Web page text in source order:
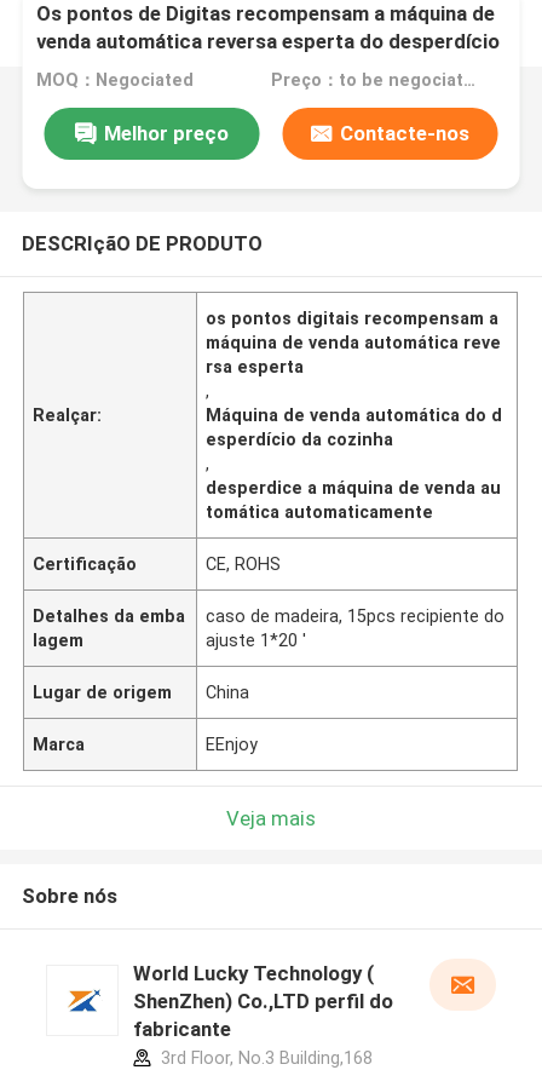
Os pontos de Digitas recompensam a máquina de
venda automática reversa esperta do desperdício
da cozinha automaticamente
MOQ：Negociated Preço：to be negociated
Melhor preço Contacte-nos
DESCRIçãO DE PRODUTO
Realçar:
os pontos digitais recompensam a
máquina de venda automática reve
rsa esperta
,
Máquina de venda automática do d
esperdício da cozinha
,
desperdice a máquina de venda au
tomática automaticamente
Certificação CE, ROHS
Detalhes da emba
lagem
caso de madeira, 15pcs recipiente do
ajuste 1*20 '
Lugar de origem China
Marca EEnjoy
Veja mais
Sobre nós
World Lucky Technology (
ShenZhen) Co.,LTD perfil do
fabricante
3rd Floor, No.3 Building,168